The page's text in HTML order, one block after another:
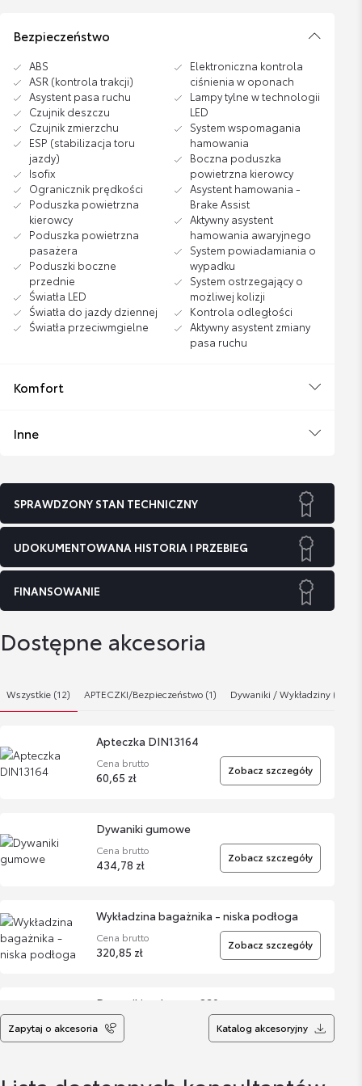
Bezpieczeństwo
ABS
ASR (kontrola trakcji)
Asystent pasa ruchu
Czujnik deszczu
Czujnik zmierzchu
ESP (stabilizacja toru
jazdy)
Isofix
Ogranicznik prędkości
Poduszka powietrzna
kierowcy
Poduszka powietrzna
pasażera
Poduszki boczne
przednie
Światła LED
Światła do jazdy dziennej
Światła przeciwmgielne
Elektroniczna kontrola
ciśnienia w oponach
Lampy tylne w technologii
LED
System wspomagania
hamowania
Boczna poduszka
powietrzna kierowcy
Asystent hamowania -
Brake Assist
Aktywny asystent
hamowania awaryjnego
System powiadamiania o
wypadku
System ostrzegający o
możliwej kolizji
Kontrola odległości
Aktywny asystent zmiany
pasa ruchu
Komfort
Inne
SPRAWDZONY STAN TECHNICZNY
UDOKUMENTOWANA HISTORIA I PRZEBIEG
FINANSOWANIE
Dostępne akcesoria
Wszystkie (12) APTECZKI/Bezpieczeństwo (1) Dywaniki / Wykładziny (6)
Apteczka DIN13164
Cena brutto
60,65 zł Zobacz szczegóły
Dywaniki gumowe
Cena brutto
434,78 zł Zobacz szczegóły
Wykładzina bagażnika - niska podłoga
Cena brutto
320,85 zł Zobacz szczegóły
Dywaniki welurowe 830gr czarne
Cena brutto
491,62 zł Zobacz szczegóły
Zapytaj o akcesoria Katalog akcesoryjny